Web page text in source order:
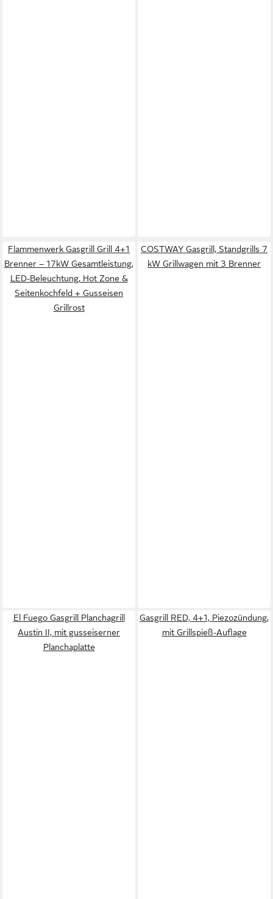
Flammenwerk Gasgrill Grill 4+1
Brenner – 17kW Gesamtleistung,
LED-Beleuchtung, Hot Zone &
Seitenkochfeld + Gusseisen
Grillrost
COSTWAY Gasgrill, Standgrills 7
kW Grillwagen mit 3 Brenner
El Fuego Gasgrill Planchagrill
Austin II, mit gusseiserner
Planchaplatte
Gasgrill RED, 4+1, Piezozündung,
mit Grillspieß-Auflage